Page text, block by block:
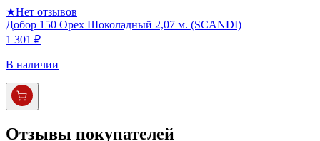
★Нет отзывов
Добор 150 Орех Шоколадный 2,07 м. (SCANDI)
1 301 ₽
В наличии
Отзывы покупателей